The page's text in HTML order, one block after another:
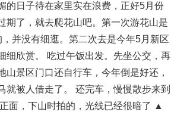
的日子待在家里实在浪费，正好5月份
期了，就去爬花山吧。第一次游花山是
并没有细逛。第二次去是今年5月新区
细欣赏。 吃过午饭出发。先坐公交，再
景区门口还自行车，今年倒是好还，
就被人借走了。 还完车，慢慢散步来到
面，下山时拍的，光线已经很暗了 ▲